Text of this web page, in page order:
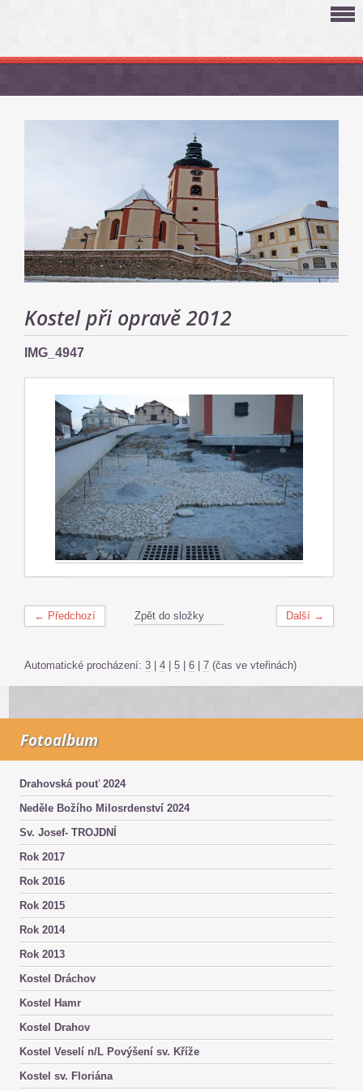
Kostel při opravě 2012
IMG_4947
← Předchozí Další →
Zpět do složky
Automatické procházení: 3 4 5 6 7 (čas ve vteřinách)
Fotoalbum
Drahovská pouť 2024
Neděle Božího Milosrdenství 2024
Sv. Josef- TROJDNÍ
Rok 2017
Rok 2016
Rok 2015
Rok 2014
Rok 2013
Kostel Dráchov
Kostel Hamr
Kostel Drahov
Kostel Veselí n/L Povýšení sv. Kříže
Kostel sv. Floriána